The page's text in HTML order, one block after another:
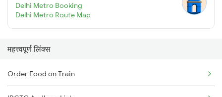
Delhi Metro Booking
Delhi Metro Route Map
महत्त्वपूर्ण लिंक्स
Order Food on Train